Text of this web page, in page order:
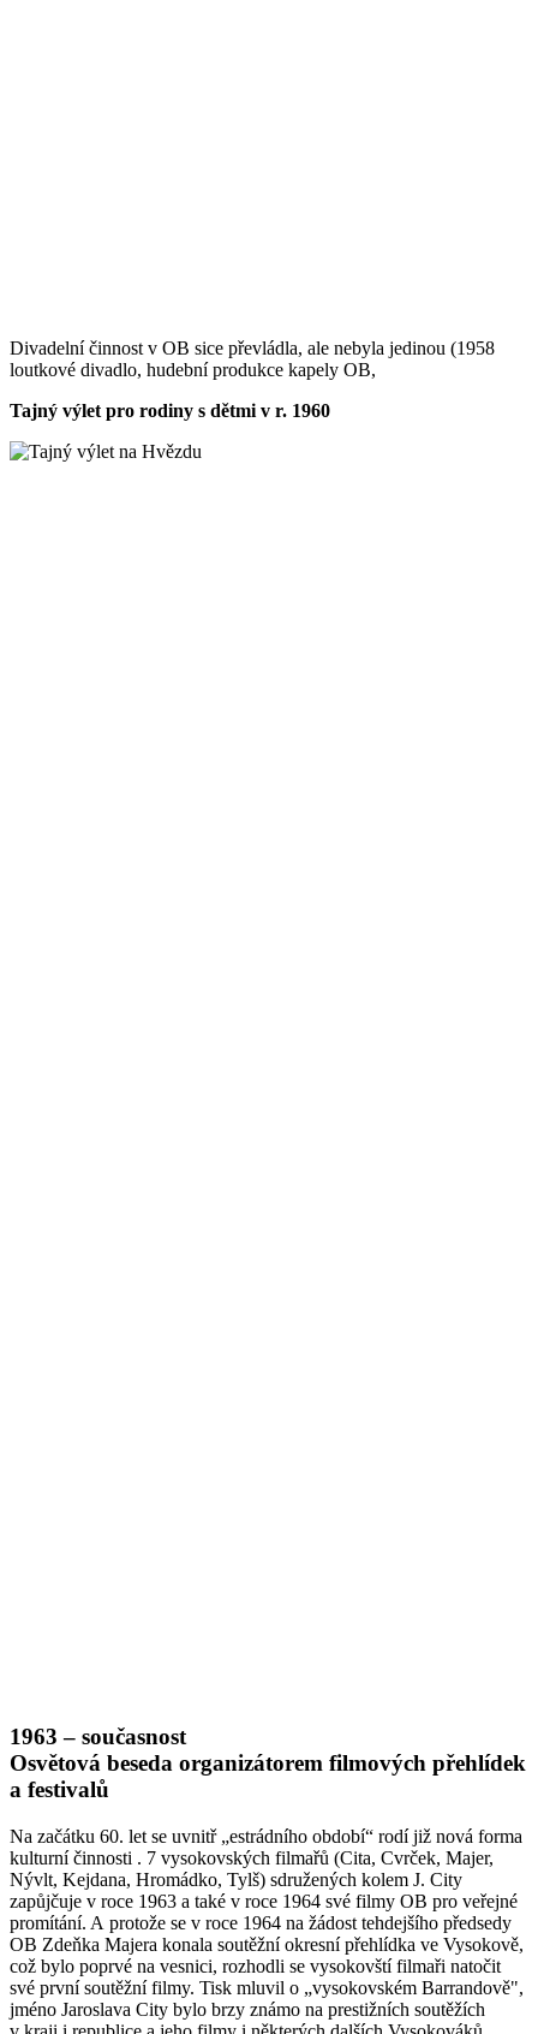
Divadelní činnost v OB sice převládla, ale nebyla jedinou (1958
loutkové divadlo, hudební produkce kapely OB,
Tajný výlet pro rodiny s dětmi v r. 1960
1963 – současnost
Osvětová beseda organizátorem filmových přehlídek
a festivalů
Na začátku 60. let se uvnitř „estrádního období“ rodí již nová forma
kulturní činnosti . 7 vysokovských filmařů (Cita, Cvrček, Majer,
Nývlt, Kejdana, Hromádko, Tylš) sdružených kolem J. City
zapůjčuje v roce 1963 a také v roce 1964 své filmy OB pro veřejné
promítání. A protože se v roce 1964 na žádost tehdejšího předsedy
OB Zdeňka Majera konala soutěžní okresní přehlídka ve Vysokově,
což bylo poprvé na vesnici, rozhodli se vysokovští filmaři natočit
své první soutěžní filmy. Tisk mluvil o „vysokovském Barrandově",
jméno Jaroslava City bylo brzy známo na prestižních soutěžích